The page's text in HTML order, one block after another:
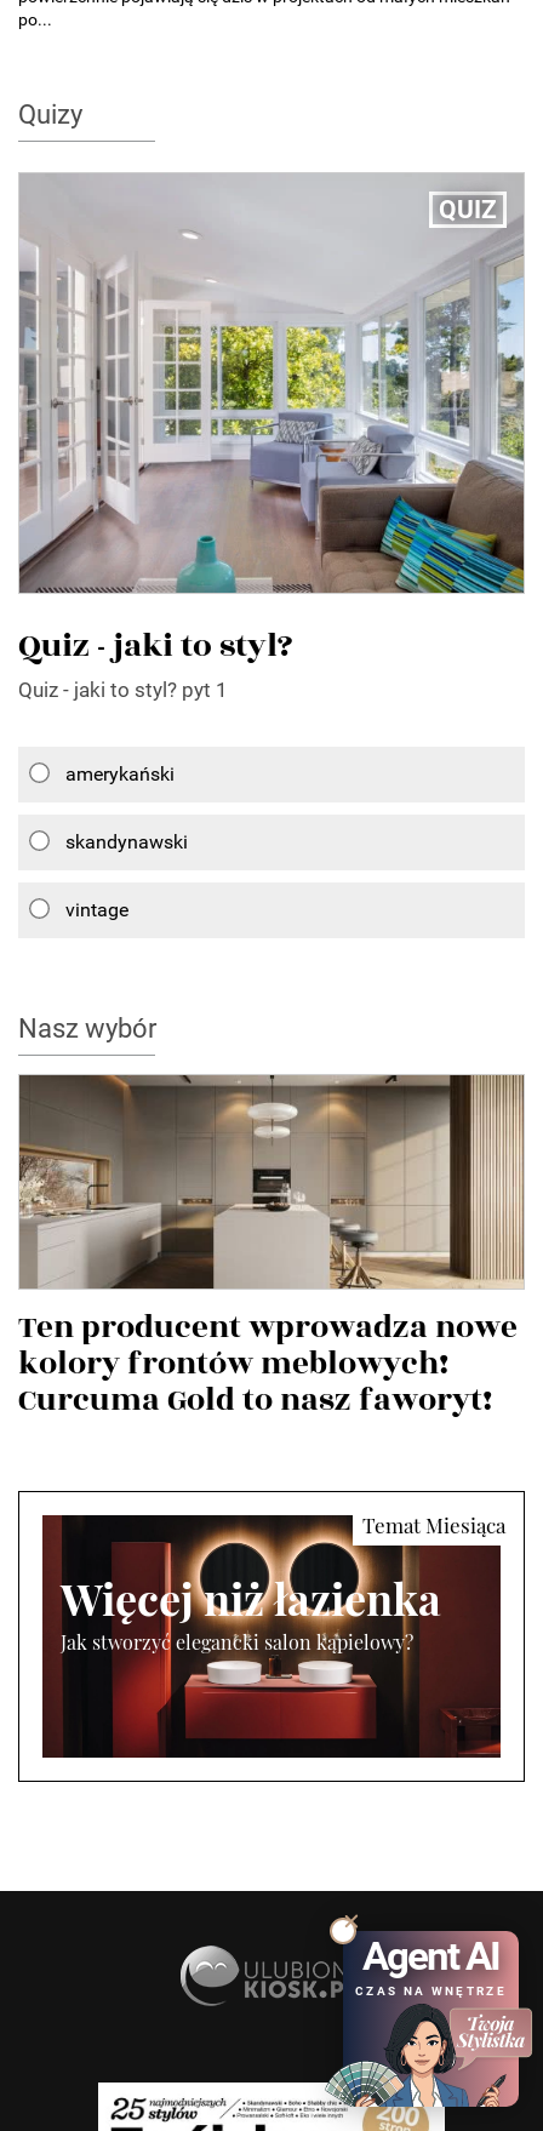
po...
Quizy
QUIZ
Quiz - jaki to styl?
Quiz - jaki to styl? pyt 1
amerykański
skandynawski
vintage
Nasz wybór
Ten producent wprowadza nowe
kolory frontów meblowych!
Curcuma Gold to nasz faworyt!
Więcej niż łazienka
Jak stworzyć elegancki salon kąpielowy?
Agent AI
CZAS NA WNĘTRZE